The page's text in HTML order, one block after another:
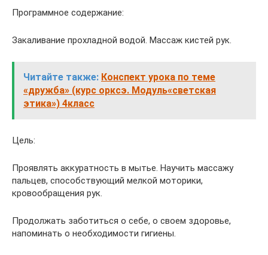
Программное содержание:
Закаливание прохладной водой. Массаж кистей рук.
Читайте также: Конспект урока по теме
«дружба» (курс орксэ. Модуль«светская
этика») 4класс
Цель:
Проявлять аккуратность в мытье. Научить массажу
пальцев, способствующий мелкой моторики,
кровообращения рук.
Продолжать заботиться о себе, о своем здоровье,
напоминать о необходимости гигиены.